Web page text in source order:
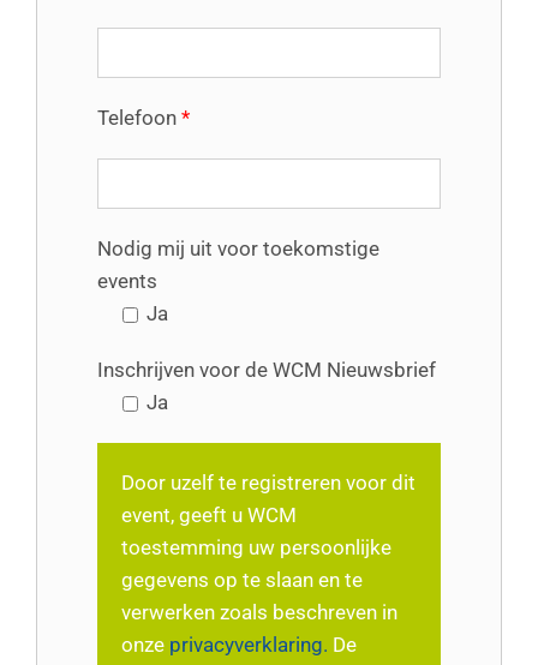
Telefoon *
Nodig mij uit voor toekomstige
events
Ja
Inschrijven voor de WCM Nieuwsbrief
Ja
Door uzelf te registreren voor dit
event, geeft u WCM
toestemming uw persoonlijke
gegevens op te slaan en te
verwerken zoals beschreven in
onze privacyverklaring. De